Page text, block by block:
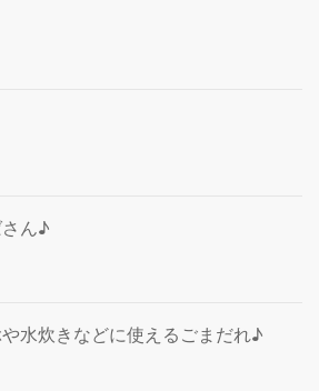
ん♪
水炊きなどに使えるごまだれ♪